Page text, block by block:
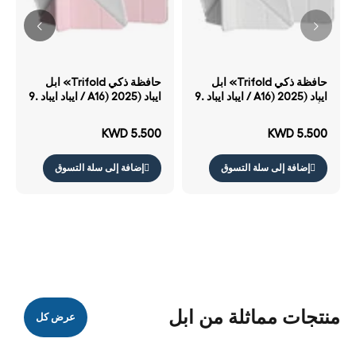
حافظة ذكي Trifold» ابل
ايباد (A16) 2025 / ايباد ايباد .9
KWD 5.500
إضافة إلى سلة التسوق
حافظة ذكي Trifold» ابل
ايباد (A16) 2025 / ايباد ايباد .9
KWD 5.500
إضافة إلى سلة التسوق
منتجات مماثلة من ابل عرض كل